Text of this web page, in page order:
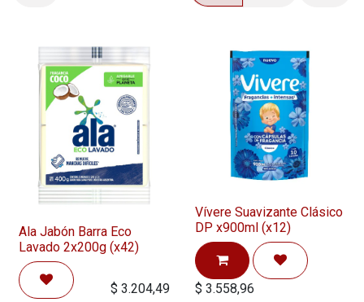
Ala Jabón Barra Eco
Lavado 2x200g (x42)
$ 3.204,49
Vívere Suavizante Clásico
DP x900ml (x12)
$ 3.558,96